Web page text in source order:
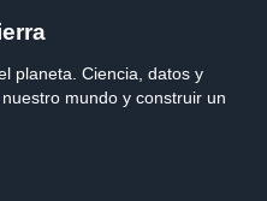
planeta. Ciencia, datos y
mundo y construir un